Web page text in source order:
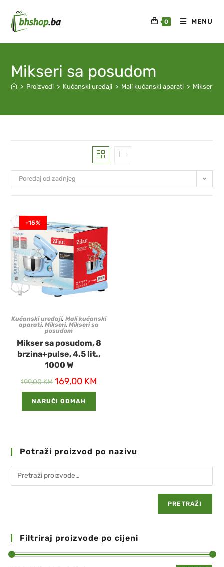
0 MENU
Mikseri sa posudom
> Proizvodi > Kućanski uređaji > Mali kućanski aparati > Mikseri
Poredaj od zadnjeg
-15%
Kućanski uređaji,Mali kućanski
aparati,Mikseri,Mikseri sa
posudom
Mikser sa posudom, 8
brzina+pulse, 4.5 lit.,
1000 W
199,00KM 169,00 KM
NARUČI ODMAH
Potraži proizvod po nazivu
PRETRAŽI
Filtriraj proizvode po cijeni